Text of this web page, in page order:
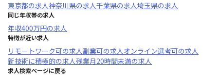
東京都の求人神奈川県の求人千葉県の求人埼玉県の求人
同じ年収帯の求人
年収400万円の求人
特徴が近い求人
リモートワーク可の求人副業可の求人オンライン選考可の求人
新技術に積極的の求人残業月20時間未満の求人
求人検索ページに戻る